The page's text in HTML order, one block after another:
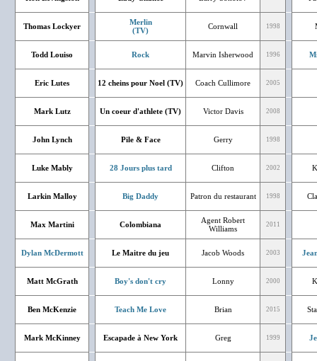
Thomas Lockyer
Merlin
(TV)
Cornwall 1998
Todd Louiso Rock Marvin Isherwood 1996
Eric Lutes 12 cheins pour Noel (TV) Coach Cullimore 2005
Mark Lutz Un coeur d'athlete (TV) Victor Davis 2008
John Lynch Pile & Face Gerry 1998
Luke Mably 28 Jours plus tard Clifton 2002
Larkin Malloy Big Daddy Patron du restaurant 1998
Max Martini Colombiana
Agent Robert
Williams
2011
Dylan McDermott Le Maitre du jeu Jacob Woods 2003
Matt McGrath Boy's don't cry Lonny 2000
Ben McKenzie Teach Me Love Brian 2015
Mark McKinney Escapade à New York Greg 1999